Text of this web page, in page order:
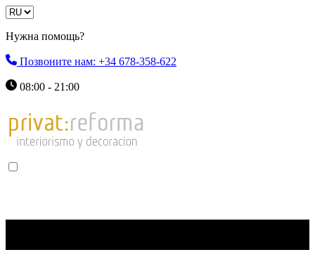
Нужна помощь?
Позвоните нам: +34 678-358-622
08:00 - 21:00